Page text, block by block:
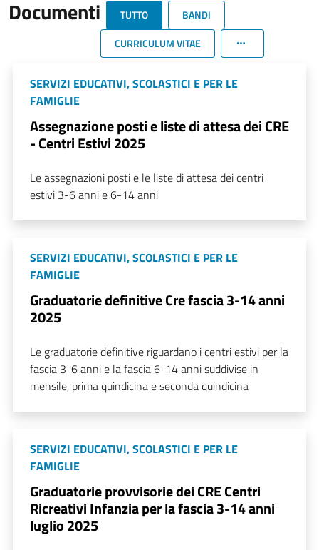
Documenti TUTTO
BANDI
CURRICULUM VITAE
SERVIZI EDUCATIVI, SCOLASTICI E PER LE
FAMIGLIE
Assegnazione posti e liste di attesa dei CRE
- Centri Estivi 2025
Le assegnazioni posti e le liste di attesa dei centri
estivi 3-6 anni e 6-14 anni
SERVIZI EDUCATIVI, SCOLASTICI E PER LE
FAMIGLIE
Graduatorie definitive Cre fascia 3-14 anni
2025
Le graduatorie definitive riguardano i centri estivi per la
fascia 3-6 anni e la fascia 6-14 anni suddivise in
mensile, prima quindicina e seconda quindicina
SERVIZI EDUCATIVI, SCOLASTICI E PER LE
FAMIGLIE
Graduatorie provvisorie dei CRE Centri
Ricreativi Infanzia per la fascia 3-14 anni
luglio 2025